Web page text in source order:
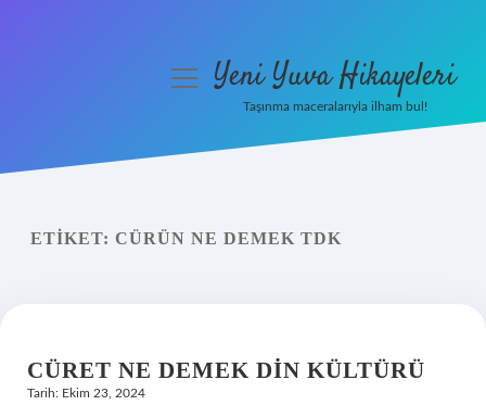
Yasal Uyarı
menüyüYeni Yuva Hikayeleri
Taşınma maceralarıyla ilham bul!
ETIKET: CÜRÜN NE DEMEK TDK
CÜRET NE DEMEK DIN KÜLTÜRÜ
Tarih: Ekim 23, 2024